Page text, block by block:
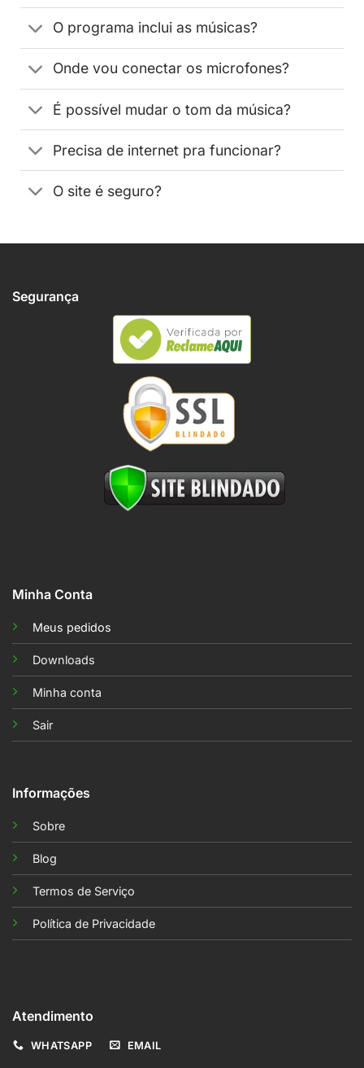
O programa inclui as músicas?
Onde vou conectar os microfones?
É possível mudar o tom da música?
Precisa de internet pra funcionar?
O site é seguro?
Segurança
Minha Conta
Meus pedidos
Downloads
Minha conta
Sair
Informações
Sobre
Blog
Termos de Serviço
Política de Privacidade
Atendimento
WHATSAPP EMAIL